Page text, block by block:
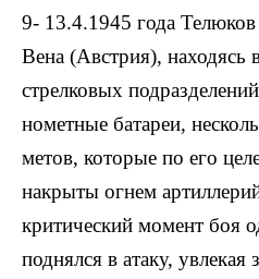
9- 13.4.1945 года
Вена (Авст­рия), находясь
стрелковых
нометные батареи,
метов, которые по его
накрыты огнем
критический момент боя
поднялся в атаку, увлекая